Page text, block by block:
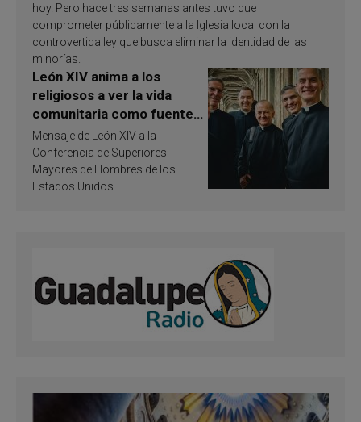
hoy. Pero hace tres semanas antes tuvo que
comprometer públicamente a la Iglesia local con la
controvertida ley que busca eliminar la identidad de las
minorías.
León XIV anima a los
religiosos a ver la vida
comunitaria como fuente
de inspiración y
santificación
Mensaje de León XIV a la
Conferencia de Superiores
Mayores de Hombres de los
Estados Unidos